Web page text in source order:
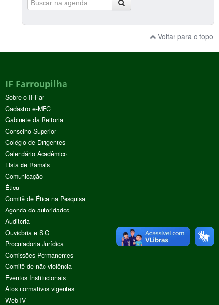
Voltar para o topo
IF Farroupilha
Sobre o IFFar
Cadastro e-MEC
Gabinete da Reitoria
Conselho Superior
Colégio de Dirigentes
Calendário Acadêmico
Lista de Ramais
Comunicação
Ética
Comitê de Ética na Pesquisa
Agenda de autoridades
Auditoria
Ouvidoria e SIC
Procuradoria Jurídica
Comissões Permanentes
Comitê de não violência
Eventos Institucionais
Atos normativos vigentes
WebTV